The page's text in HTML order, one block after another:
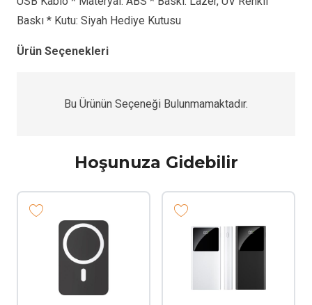
Baskı * Kutu: Siyah Hediye Kutusu
Ürün Seçenekleri
Bu Ürünün Seçeneği Bulunmamaktadır.
Hoşunuza Gidebilir